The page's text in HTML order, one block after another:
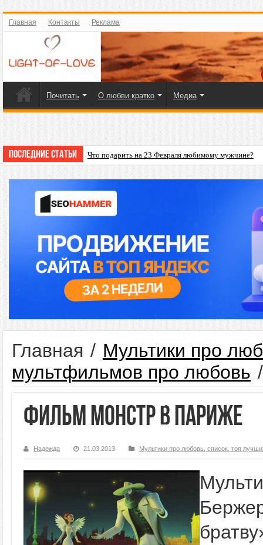
Главная Контакты Реклама
Почитать О любви кратко Медиа
Последние статьи Что подарить на 23 Февраля любимому мужчине?
Главная / Мультики про
мультфильмов про любовь /
Фильм Монстр в Париже
Надежда 21.03.2013 Мультики про любовь, список, топ